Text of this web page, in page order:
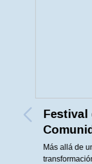
Festival
Ambato
Más allá de